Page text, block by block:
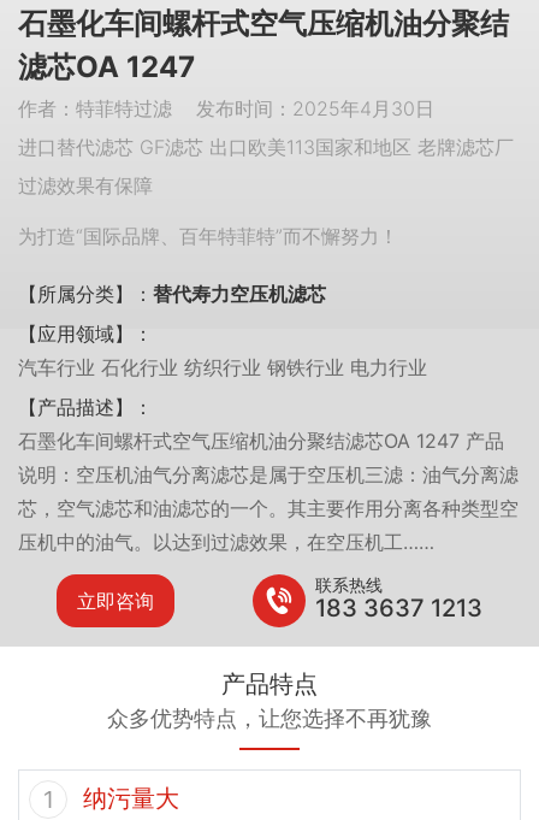
石墨化车间螺杆式空气压缩机油分聚结
滤芯OA 1247
作者：特菲特过滤 发布时间：2025年4月30日
进口替代滤芯 GF滤芯 出口欧美113国家和地区 老牌滤芯厂
过滤效果有保障
为打造“国际品牌、百年特菲特”而不懈努力！
【所属分类】： 替代寿力空压机滤芯
【应用领域】：
汽车行业 石化行业 纺织行业 钢铁行业 电力行业
【产品描述】：
石墨化车间螺杆式空气压缩机油分聚结滤芯OA 1247 产品
说明：空压机油气分离滤芯是属于空压机三滤：油气分离滤
芯，空气滤芯和油滤芯的一个。其主要作用分离各种类型空
压机中的油气。以达到过滤效果，在空压机工……
立即咨询
联系热线
183 3637 1213
产品特点
众多优势特点，让您选择不再犹豫
1 纳污量大